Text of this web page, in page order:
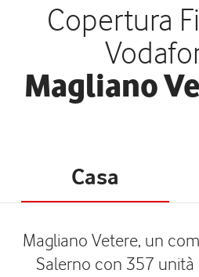
Copertura
Magliano
Casa
Magliano Vetere, un
Salerno con 357